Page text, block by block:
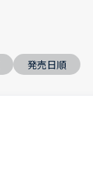
発売日順